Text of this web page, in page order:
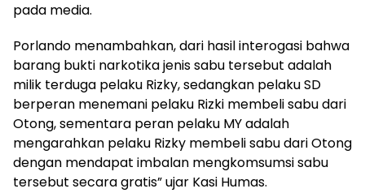
pada media.
Porlando menambahkan, dari hasil interogasi bahwa
barang bukti narkotika jenis sabu tersebut adalah
milik terduga pelaku Rizky, sedangkan pelaku SD
berperan menemani pelaku Rizki membeli sabu dari
Otong, sementara peran pelaku MY adalah
mengarahkan pelaku Rizky membeli sabu dari Otong
dengan mendapat imbalan mengkomsumsi sabu
tersebut secara gratis” ujar Kasi Humas.